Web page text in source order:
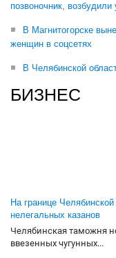
позвоночник, возбудили
В Магнитогорске
женщин в соцсетях
В Челябинской
БИЗНЕС
На границе
нелегальных казанов
Челябинская таможня
ввезенных чугунных...